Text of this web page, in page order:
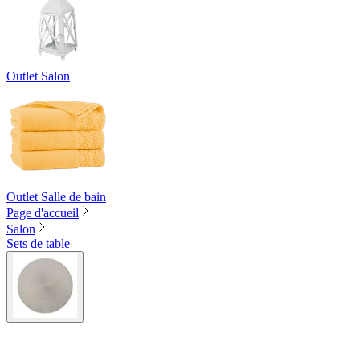
Outlet Salon
Outlet Salle de bain
Page d'accueil
Salon
Sets de table